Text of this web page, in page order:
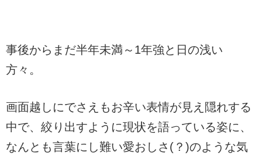
事後からまだ半年未満～1年強と日の浅い
方々。
画面越しにでさえもお辛い表情が見え隠れする
中で、絞り出すように現状を語っている姿に、
なんとも言葉にし難い愛おしさ(？)のような気